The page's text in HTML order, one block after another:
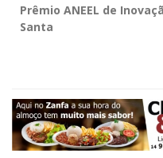
Prêmio ANEEL de
Santa